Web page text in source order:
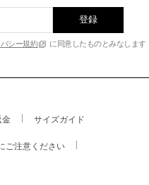
登録
シー規約 に同意したものとみなします
金 サイズガイド
ご注意ください